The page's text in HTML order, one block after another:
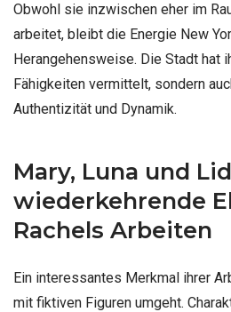
Obwohl sie inzwischen eher im
arbeitet, bleibt die Energie New
Herangehensweise. Die Stadt hat
Fähigkeiten vermittelt, sondern
Authentizität und Dynamik.
Mary, Luna und
wiederkehrende
Rachels Arbeiten
Ein interessantes Merkmal ihrer
mit fiktiven Figuren umgeht.